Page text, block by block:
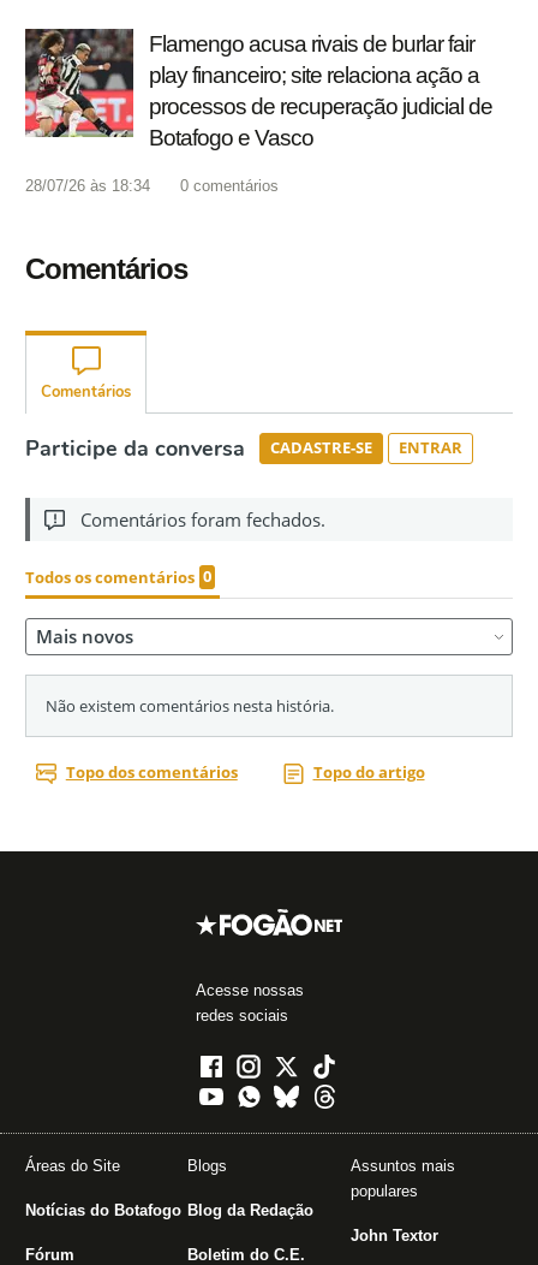
Flamengo acusa rivais de burlar fair
play financeiro; site relaciona ação a
processos de recuperação judicial de
Botafogo e Vasco
28/07/26 às 18:34 0 comentários
Comentários
Acesse nossas
redes sociais
Áreas do Site
Notícias do Botafogo
Fórum
Blogs
Blog da Redação
Boletim do C.E.
Assuntos mais
populares
John Textor